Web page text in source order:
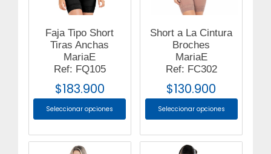
Faja Tipo Short
Tiras Anchas
MariaE
Ref: FQ105
$183.900
Seleccionar opciones
Short a La Cintura
Broches
MariaE
Ref: FC302
$130.900
Seleccionar opciones